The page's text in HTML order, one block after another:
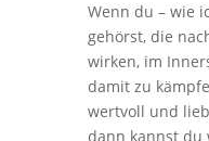
Wenn du – wie
gehörst, die
wirken, im
damit zu
wertvoll und
dann kannst du